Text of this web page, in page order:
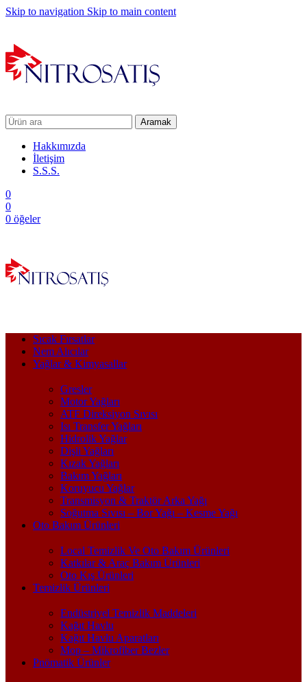
Skip to navigation Skip to main content
Aramak
Hakkımızda
İletişim
S.S.S.
0
0
0 öğeler
Sıcak Fırsatlar
Nem Alıcılar
Yağlar & Kimyasallar
Gresler
Motor Yağları
ATF Direksiyon Sıvısı
Isı Transfer Yağları
Hidrolik Yağlar
Dişli Yağları
Kızak Yağları
Bakım Yağları
Koruyucu Yağlar
Transmisyon & Traktör Arka Yağı
Soğutma Sıvısı – Bor Yağı – Kesme Yağı
Oto Bakım Ürünleri
Local Temizlik Ve Oto Bakım Ürünleri
Katkılar & Araç Bakım Ürünleri
Oto Kış Ürünleri
Temizlik Ürünleri
Endüstriyel Temizlik Maddeleri
Kağıt Havlu
Kağıt Havlu Aparatları
Mop – Mikrofiber Bezler
Pnömatik Ürünler